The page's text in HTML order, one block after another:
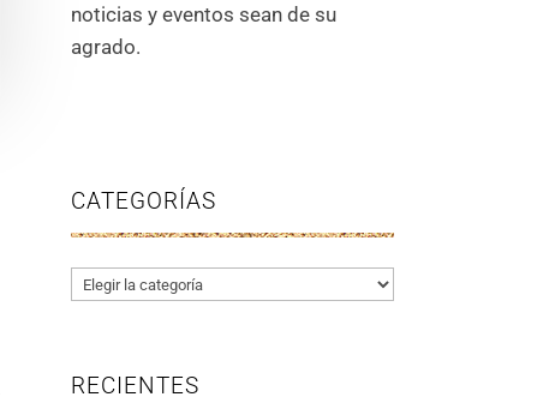
noticias y eventos sean de su
agrado.
CATEGORÍAS
Categorías
RECIENTES